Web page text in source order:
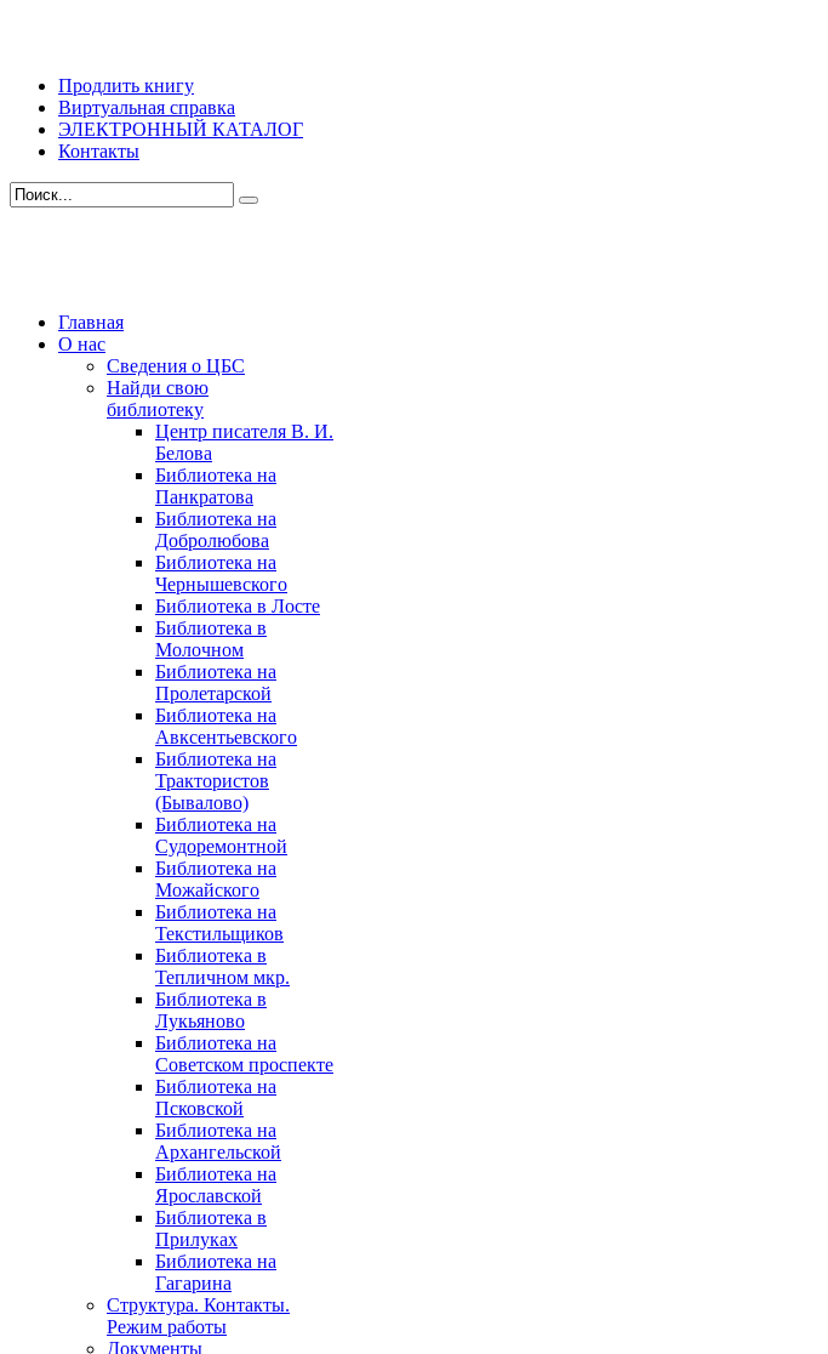
Продлить книгу
Виртуальная справка
ЭЛЕКТРОННЫЙ КАТАЛОГ
Контакты
Главная
О нас
Сведения о ЦБС
Найди свою
библиотеку
Центр писателя В. И.
Белова
Библиотека на
Панкратова
Библиотека на
Добролюбова
Библиотека на
Чернышевского
Библиотека в Лосте
Библиотека в
Молочном
Библиотека на
Пролетарской
Библиотека на
Авксентьевского
Библиотека на
Трактористов
(Бывалово)
Библиотека на
Судоремонтной
Библиотека на
Можайского
Библиотека на
Текстильщиков
Библиотека в
Тепличном мкр.
Библиотека в
Лукьяново
Библиотека на
Советском проспекте
Библиотека на
Псковской
Библиотека на
Архангельской
Библиотека на
Ярославской
Библиотека в
Прилуках
Библиотека на
Гагарина
Структура. Контакты.
Режим работы
Документы